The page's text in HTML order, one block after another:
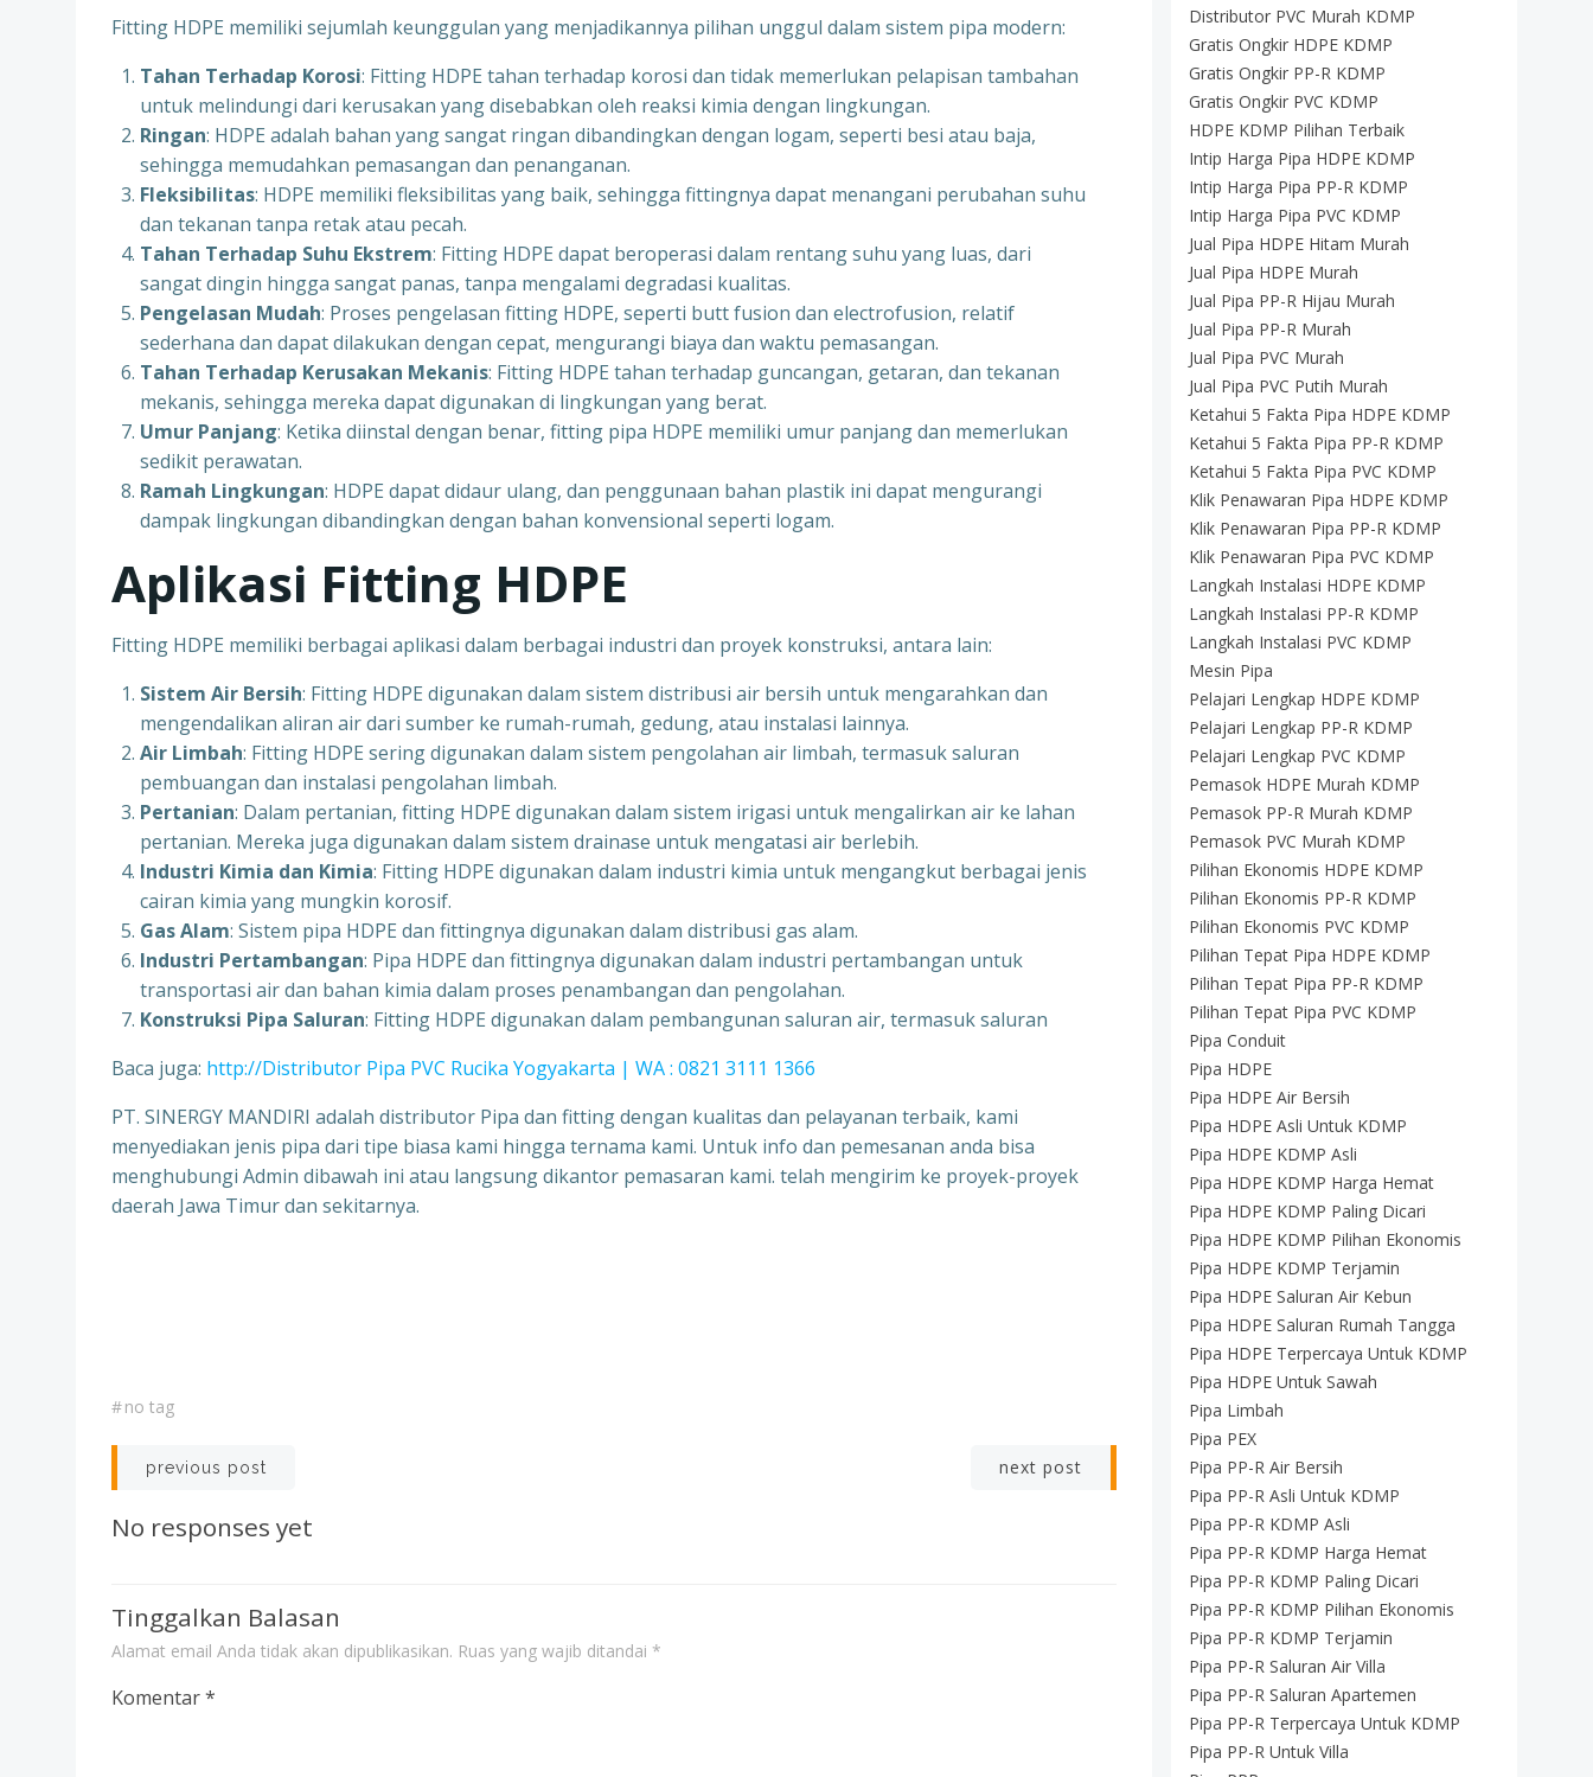
Fitting HDPE memiliki sejumlah keunggulan yang menjadikannya pilihan unggul dalam sistem pipa modern:
Tahan Terhadap Korosi: Fitting HDPE tahan terhadap korosi dan tidak memerlukan pelapisan tambahan
untuk melindungi dari kerusakan yang disebabkan oleh reaksi kimia dengan lingkungan.
Ringan: HDPE adalah bahan yang sangat ringan dibandingkan dengan logam, seperti besi atau baja,
sehingga memudahkan pemasangan dan penanganan.
Fleksibilitas: HDPE memiliki fleksibilitas yang baik, sehingga fittingnya dapat menangani perubahan suhu
dan tekanan tanpa retak atau pecah.
Tahan Terhadap Suhu Ekstrem: Fitting HDPE dapat beroperasi dalam rentang suhu yang luas, dari
sangat dingin hingga sangat panas, tanpa mengalami degradasi kualitas.
Pengelasan Mudah: Proses pengelasan fitting HDPE, seperti butt fusion dan electrofusion, relatif
sederhana dan dapat dilakukan dengan cepat, mengurangi biaya dan waktu pemasangan.
Tahan Terhadap Kerusakan Mekanis: Fitting HDPE tahan terhadap guncangan, getaran, dan tekanan
mekanis, sehingga mereka dapat digunakan di lingkungan yang berat.
Umur Panjang: Ketika diinstal dengan benar, fitting pipa HDPE memiliki umur panjang dan memerlukan
sedikit perawatan.
Ramah Lingkungan: HDPE dapat didaur ulang, dan penggunaan bahan plastik ini dapat mengurangi
dampak lingkungan dibandingkan dengan bahan konvensional seperti logam.
Aplikasi Fitting HDPE
Fitting HDPE memiliki berbagai aplikasi dalam berbagai industri dan proyek konstruksi, antara lain:
Sistem Air Bersih: Fitting HDPE digunakan dalam sistem distribusi air bersih untuk mengarahkan dan
mengendalikan aliran air dari sumber ke rumah-rumah, gedung, atau instalasi lainnya.
Air Limbah: Fitting HDPE sering digunakan dalam sistem pengolahan air limbah, termasuk saluran
pembuangan dan instalasi pengolahan limbah.
Pertanian: Dalam pertanian, fitting HDPE digunakan dalam sistem irigasi untuk mengalirkan air ke lahan
pertanian. Mereka juga digunakan dalam sistem drainase untuk mengatasi air berlebih.
Industri Kimia dan Kimia: Fitting HDPE digunakan dalam industri kimia untuk mengangkut berbagai jenis
cairan kimia yang mungkin korosif.
Gas Alam: Sistem pipa HDPE dan fittingnya digunakan dalam distribusi gas alam.
Industri Pertambangan: Pipa HDPE dan fittingnya digunakan dalam industri pertambangan untuk
transportasi air dan bahan kimia dalam proses penambangan dan pengolahan.
Konstruksi Pipa Saluran: Fitting HDPE digunakan dalam pembangunan saluran air, termasuk saluran
Baca juga: http://Distributor Pipa PVC Rucika Yogyakarta | WA : 0821 3111 1366
PT. SINERGY MANDIRI adalah distributor Pipa dan fitting dengan kualitas dan pelayanan terbaik, kami
menyediakan jenis pipa dari tipe biasa kami hingga ternama kami. Untuk info dan pemesanan anda bisa
menghubungi Admin dibawah ini atau langsung dikantor pemasaran kami. telah mengirim ke proyek-proyek
daerah Jawa Timur dan sekitarnya.
#no tag
Post
navigation
previous post next post
No responses yet
Tinggalkan Balasan
Alamat email Anda tidak akan dipublikasikan. Ruas yang wajib ditandai *
Komentar*
Distributor PVC Murah KDMP
Gratis Ongkir HDPE KDMP
Gratis Ongkir PP-R KDMP
Gratis Ongkir PVC KDMP
HDPE KDMP Pilihan Terbaik
Intip Harga Pipa HDPE KDMP
Intip Harga Pipa PP-R KDMP
Intip Harga Pipa PVC KDMP
Jual Pipa HDPE Hitam Murah
Jual Pipa HDPE Murah
Jual Pipa PP-R Hijau Murah
Jual Pipa PP-R Murah
Jual Pipa PVC Murah
Jual Pipa PVC Putih Murah
Ketahui 5 Fakta Pipa HDPE KDMP
Ketahui 5 Fakta Pipa PP-R KDMP
Ketahui 5 Fakta Pipa PVC KDMP
Klik Penawaran Pipa HDPE KDMP
Klik Penawaran Pipa PP-R KDMP
Klik Penawaran Pipa PVC KDMP
Langkah Instalasi HDPE KDMP
Langkah Instalasi PP-R KDMP
Langkah Instalasi PVC KDMP
Mesin Pipa
Pelajari Lengkap HDPE KDMP
Pelajari Lengkap PP-R KDMP
Pelajari Lengkap PVC KDMP
Pemasok HDPE Murah KDMP
Pemasok PP-R Murah KDMP
Pemasok PVC Murah KDMP
Pilihan Ekonomis HDPE KDMP
Pilihan Ekonomis PP-R KDMP
Pilihan Ekonomis PVC KDMP
Pilihan Tepat Pipa HDPE KDMP
Pilihan Tepat Pipa PP-R KDMP
Pilihan Tepat Pipa PVC KDMP
Pipa Conduit
Pipa HDPE
Pipa HDPE Air Bersih
Pipa HDPE Asli Untuk KDMP
Pipa HDPE KDMP Asli
Pipa HDPE KDMP Harga Hemat
Pipa HDPE KDMP Paling Dicari
Pipa HDPE KDMP Pilihan Ekonomis
Pipa HDPE KDMP Terjamin
Pipa HDPE Saluran Air Kebun
Pipa HDPE Saluran Rumah Tangga
Pipa HDPE Terpercaya Untuk KDMP
Pipa HDPE Untuk Sawah
Pipa Limbah
Pipa PEX
Pipa PP-R Air Bersih
Pipa PP-R Asli Untuk KDMP
Pipa PP-R KDMP Asli
Pipa PP-R KDMP Harga Hemat
Pipa PP-R KDMP Paling Dicari
Pipa PP-R KDMP Pilihan Ekonomis
Pipa PP-R KDMP Terjamin
Pipa PP-R Saluran Air Villa
Pipa PP-R Saluran Apartemen
Pipa PP-R Terpercaya Untuk KDMP
Pipa PP-R Untuk Villa